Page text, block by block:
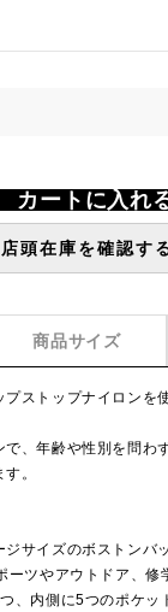
カートに入れ
店頭在庫を確認す
商品サイズ
ストップナイロンを
、年齢や性別を問わ
。
サイズのボストンバッ
ーツやアウトドア、修
、内側に5つのポケッ